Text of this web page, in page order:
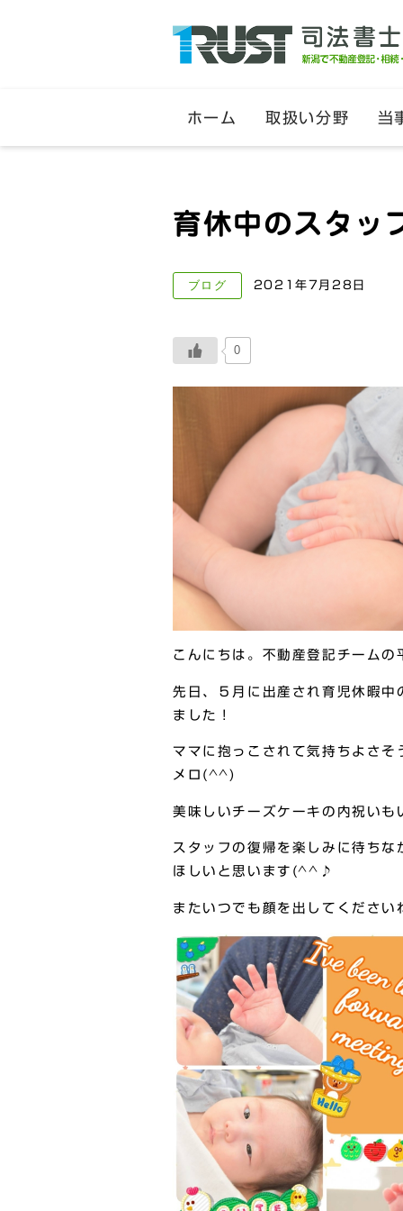
ホーム 取扱い分野 当
育休中のスタッ
ブログ 2021年7月28日
0
こんにちは。不動産登記チームの
先日、５月に出産され育児休暇
ました！
ママに抱っこされて気持ちよさ
メロ(^^)
美味しいチーズケーキの内祝い
スタッフの復帰を楽しみに待ち
ほしいと思います(^^♪
またいつでも顔を出してくださ